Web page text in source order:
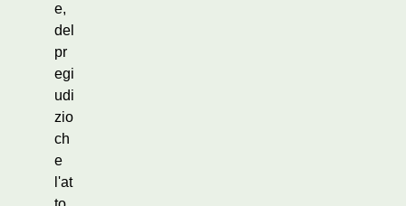
e,
del
pr
egi
udi
zio
ch
e
l'at